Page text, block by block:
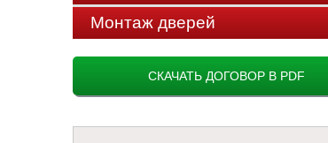
Монтаж дверей
СКАЧАТЬ ДОГОВОР В PDF